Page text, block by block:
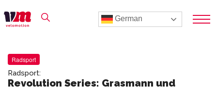
German
Radsport
Radsport:
Revolution Series: Grasmann und